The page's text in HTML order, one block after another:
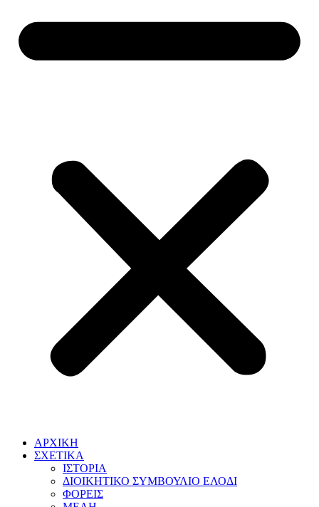
ΑΡΧΙΚΗ
ΣΧΕΤΙΚΑ
ΙΣΤΟΡΙΑ
ΔΙΟΙΚΗΤΙΚΟ ΣΥΜΒΟΥΛΙΟ ΕΛΟΔΙ
ΦΟΡΕΙΣ